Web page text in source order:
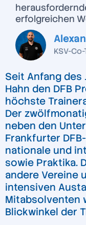
erfolgreichen
KSV-
Seit Anfang des
Hahn den DFB
höchste
Der
neben den
Frankfurter
nationale und
sowie Praktika.
andere Vereine
intensiven
Mitabsolventen
Blickwinkel der